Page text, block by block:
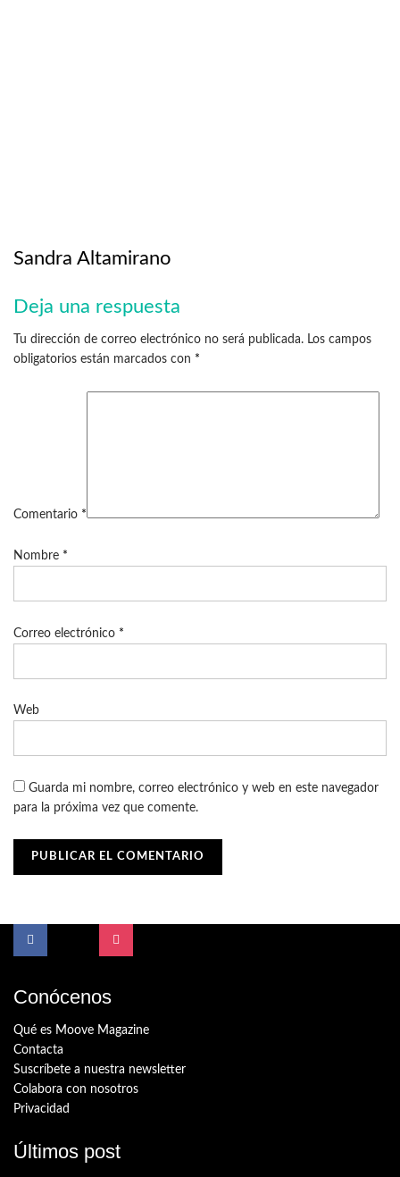
Sandra Altamirano
Deja una respuesta
Tu dirección de correo electrónico no será publicada. Los campos
obligatorios están marcados con *
Comentario *
Nombre *
Correo electrónico *
Web
Guarda mi nombre, correo electrónico y web en este navegador
para la próxima vez que comente.
Conócenos
Qué es Moove Magazine
Contacta
Suscríbete a nuestra newsletter
Colabora con nosotros
Privacidad
Últimos post